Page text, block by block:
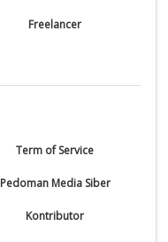
Freelancer
Term of Service
Pedoman Media Siber
Kontributor